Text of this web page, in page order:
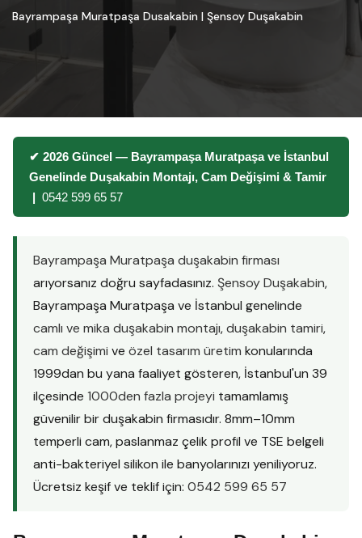
Bayrampaşa Muratpaşa Dusakabin | Şensoy Duşakabin
✔ 2026 Güncel — Bayrampaşa Muratpaşa ve İstanbul
Genelinde Duşakabin Montajı, Cam Değişimi & Tamir
| 0542 599 65 57
Bayrampaşa Muratpaşa duşakabin firması
arıyorsanız doğru sayfadasınız. Şensoy Duşakabin,
Bayrampaşa Muratpaşa ve İstanbul genelinde
camlı ve mika duşakabin montajı,duşakabin tamiri,
cam değişimi ve özel tasarım üretim konularında
1999dan bu yana faaliyet gösteren, İstanbul'un 39
ilçesinde 1000den fazla projeyi tamamlamış
güvenilir bir duşakabin firmasıdır. 8mm–10mm
temperli cam, paslanmaz çelik profil ve TSE belgeli
anti-bakteriyel silikon ile banyolarınızı yeniliyoruz.
Ücretsiz keşif ve teklif için: 0542 599 65 57